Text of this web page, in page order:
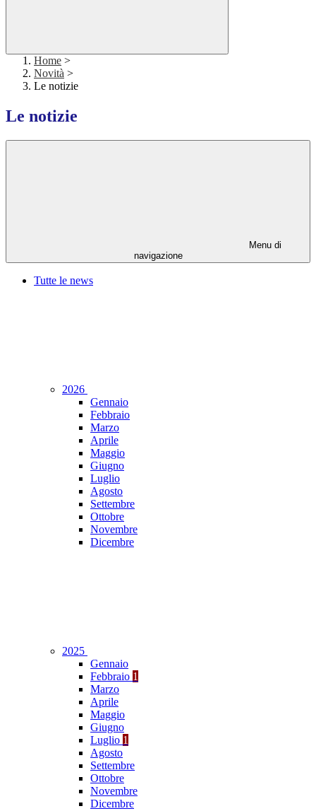
Home >
Novità >
Le notizie
Le notizie
Menu di
navigazione
Tutte le news
2026
Gennaio
Febbraio
Marzo
Aprile
Maggio
Giugno
Luglio
Agosto
Settembre
Ottobre
Novembre
Dicembre
2025
Gennaio
Febbraio 1
Marzo
Aprile
Maggio
Giugno
Luglio 1
Agosto
Settembre
Ottobre
Novembre
Dicembre